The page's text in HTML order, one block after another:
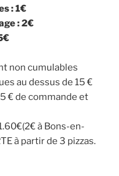
: 1€
: 2€
non cumulables
au dessus de 15 €
€ de commande et
à Bons-en-
à partir de 3 pizzas.